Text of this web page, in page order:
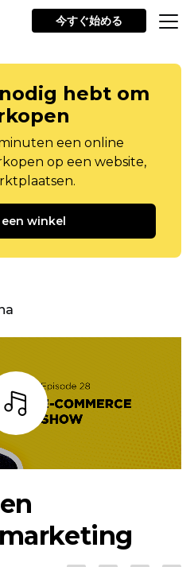
今すぐ始める
hebt om
een online
op een website,
een winkel